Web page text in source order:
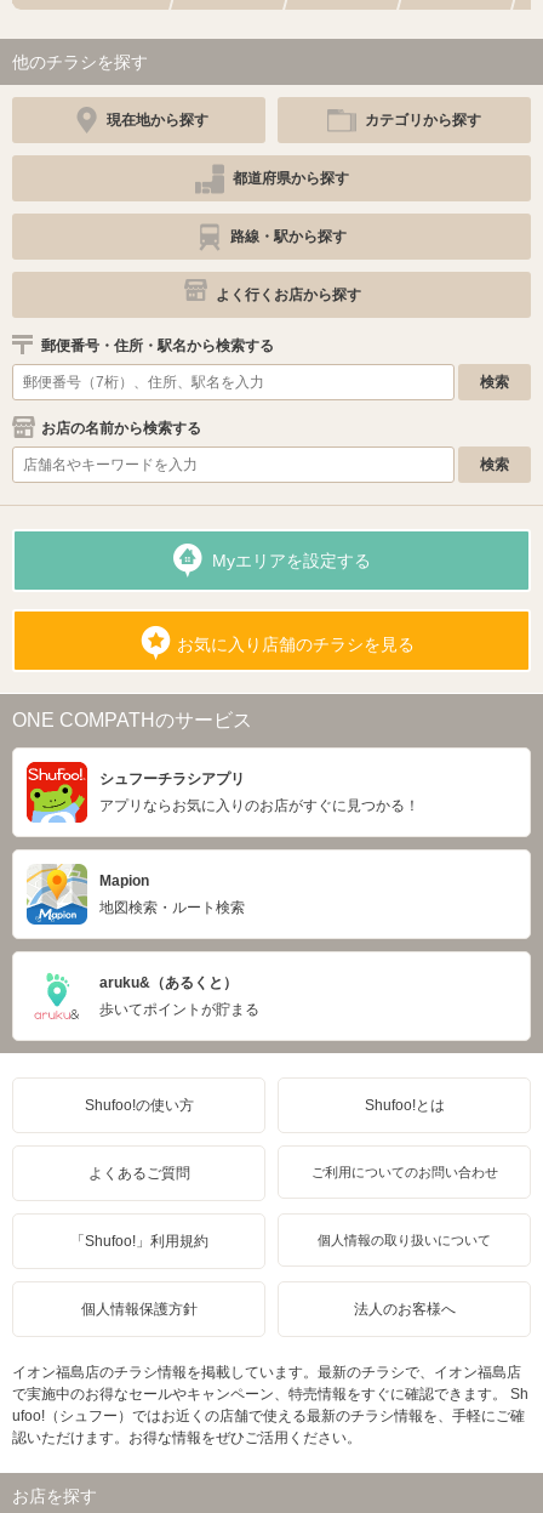
他のチラシを探す
現在地から探す カテゴリから探す
都道府県から探す
路線・駅から探す
よく行くお店から探す
郵便番号・住所・駅名から検索する
お店の名前から検索する
Myエリアを設定する
お気に入り店舗のチラシを見る
ONE COMPATHのサービス
シュフーチラシアプリ
アプリならお気に入りのお店がすぐに見つかる！
Mapion
地図検索・ルート検索
aruku&（あるくと）
歩いてポイントが貯まる
Shufoo!の使い方 Shufoo!とは
よくあるご質問 ご利用についてのお問い合わせ
「Shufoo!」利用規約 個人情報の取り扱いについて
個人情報保護方針 法人のお客様へ
イオン福島店のチラシ情報を掲載しています。最新のチラシで、イオン福島店
で実施中のお得なセールやキャンペーン、特売情報をすぐに確認できます。 Sh
ufoo!（シュフー）ではお近くの店舗で使える最新のチラシ情報を、手軽にご確
認いただけます。お得な情報をぜひご活用ください。
お店を探す